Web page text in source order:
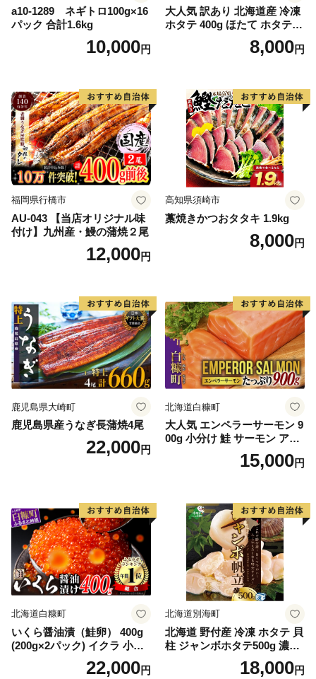
a10-1289 ネギトロ100g×16
パック 合計1.6kg
10,000円
大人気 訳あり 北海道産 冷凍
ホタテ 400g ほたて ホタテ
8,000円
福岡県行橋市
AU-043 【当店オリジナル味
付け】九州産・鰻の蒲焼２尾
12,000円
高知県須崎市
藁焼きかつおタタキ 1.9kg
8,000円
鹿児島県大崎町
鹿児島県産うなぎ長蒲焼4尾
22,000円
北海道白糠町
大人気 エンペラーサーモン 9
00g 小分け 鮭 サーモン アト
ランティックサーモン 水産
庁長官賞 受賞 さけ シャケ し
満足 美味しい 贈答 生食用 刺
身 お刺身 刺し身 魚介類 海鮮
冷凍 厚切り 薄切り ふるさと
納税 ふるさとチョイス チョ
イス 北海道 白糠町
15,000円
北海道白糠町
いくら醤油漬（鮭卵） 400g
(200g×2パック) イクラ 小分
け いくら醤油漬 鮭いくら い
くら醤油漬け 鮭 鮭卵 ikura
22,000円
北海道別海町
北海道 野付産 冷凍 ホタテ 貝
柱 ジャンボホタテ500g 濃厚
な旨味と甘み （ほたて ホタ
テ 帆立 貝柱 ホタテ貝柱 大玉
18,000円